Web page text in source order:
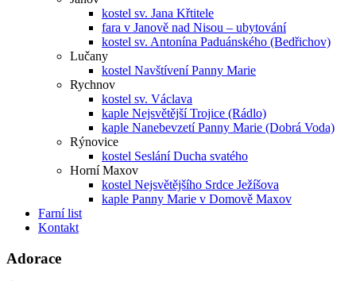
kostel sv. Jana Křtitele
fara v Janově nad Nisou – ubytování
kostel sv. Antonína Paduánského (Bedřichov)
Lučany
kostel Navštívení Panny Marie
Rychnov
kostel sv. Václava
kaple Nejsvětější Trojice (Rádlo)
kaple Nanebevzetí Panny Marie (Dobrá Voda)
Rýnovice
kostel Seslání Ducha svatého
Horní Maxov
kostel Nejsvětějšího Srdce Ježíšova
kaple Panny Marie v Domově Maxov
Farní list
Kontakt
Adorace